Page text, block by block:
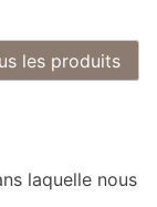
les produits
laquelle nous